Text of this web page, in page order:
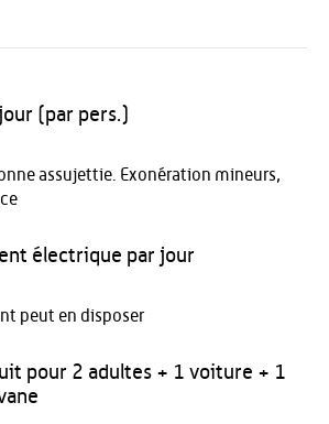
(par pers.)
assujettie. Exonération mineurs,
électrique par jour
peut en disposer
pour 2 adultes + 1 voiture + 1